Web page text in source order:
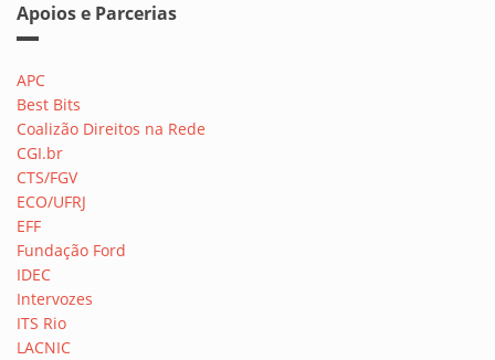
Apoios e Parcerias
APC
Best Bits
Coalizão Direitos na Rede
CGI.br
CTS/FGV
ECO/UFRJ
EFF
Fundação Ford
IDEC
Intervozes
ITS Rio
LACNIC